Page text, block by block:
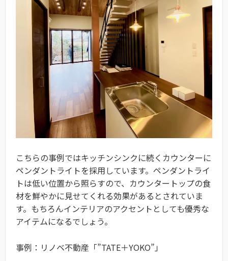
こちらの事例ではキッチンシンクに続くカウンターに
ペンダントライトを採用しています。ペンダントライ
トは低い位置から照らすので、カウンタートップの食
材を鮮やかに見せてくれる効果があるとされていま
す。もちろんインテリアのアクセントとしても優秀な
アイテムになるでしょう。
事例：リノベ不動産「”TATE＋YOKO”」